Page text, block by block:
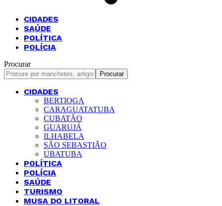
CIDADES
SAÚDE
POLÍTICA
POLÍCIA
Procurar
CIDADES
BERTIOGA
CARAGUATATUBA
CUBATÃO
GUARUJÁ
ILHABELA
SÃO SEBASTIÃO
UBATUBA
POLÍTICA
POLÍCIA
SAÚDE
TURISMO
MUSA DO LITORAL